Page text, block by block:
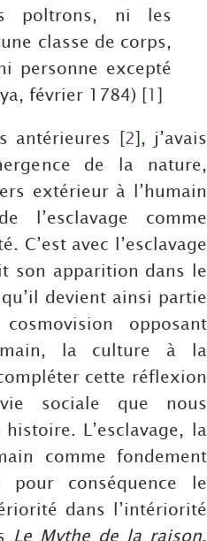
poltrons, ni les
classe de corps,
personne excepté
février 1784) [1 ]
antérieures [2], j’avais
de la nature,
extérieur à l’humain
l’esclavage comme
C’est avec l’esclavage
son apparition dans le
devient ainsi partie
opposant
la culture à la
cette réflexion
sociale que nous
L’esclavage, la
comme fondement
conséquence le
dans l’intériorité
Le Mythe de la raison,